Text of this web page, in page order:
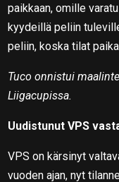
paikkaan, omille
kyydeillä peliin
peliin, koska tilat
Tuco onnistui
Liigacupissa.
Uudistunut VPS
VPS on kärsinyt
vuoden ajan, nyt